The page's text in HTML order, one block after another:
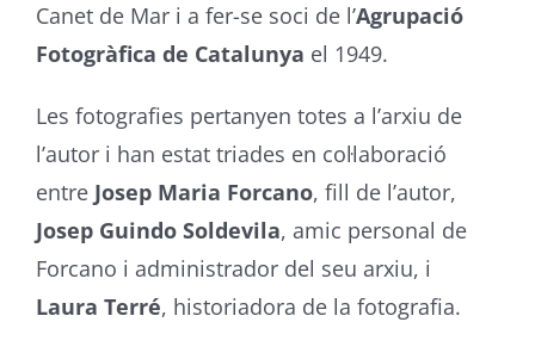
Canet de Mar i a fer-se soci de l’Agrupació
Fotogràfica de Catalunya el 1949.
Les fotografies pertanyen totes a l’arxiu de
l’autor i han estat triades en col·laboració
entre Josep Maria Forcano, fill de l’autor,
Josep Guindo Soldevila, amic personal de
Forcano i administrador del seu arxiu, i
Laura Terré, historiadora de la fotografia.